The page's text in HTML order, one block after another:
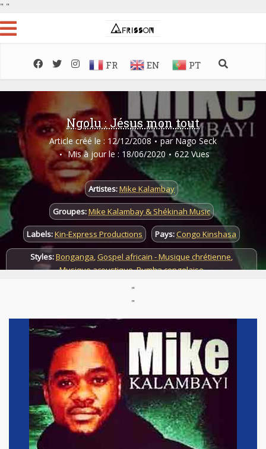
" "
FR EN PT
Ngolu : Jésus mon tout
Article créé le : 12/12/2008 par Nago Seck
Mis à jour le : 18/06/2020
622 Vues
Artistes:Mike Kalambay
Groupes:Mike Kalambay & Shékinah Music
Labels:Kin-Express Productions Pays:Congo Kinshasa
Styles:Bonganga,Gospel africain - Musique chrétienne,
Musique acoustique,Rumba congolaise
Parution :"
"